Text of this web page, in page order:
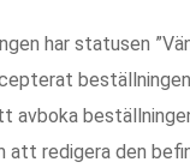
har statusen
avboka
att redigera den